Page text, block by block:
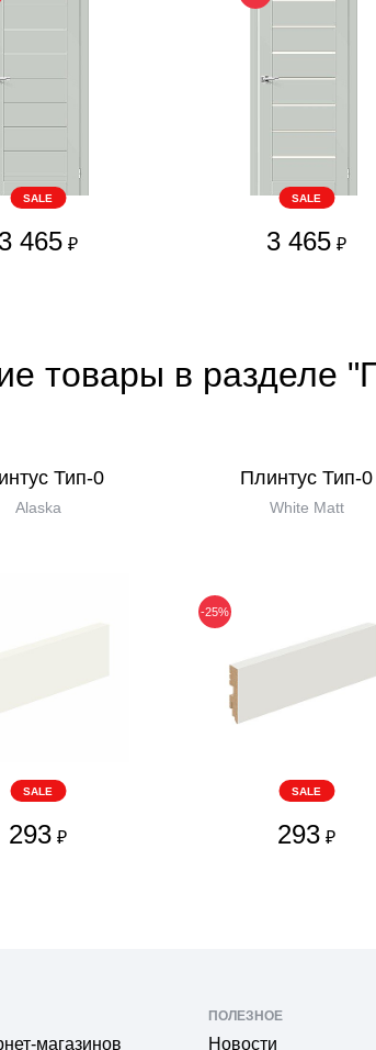
SALE
3 465 ₽
SALE
3 465 ₽
товары в разделе
Тип-0
Alaska
SALE
293 ₽
Плинтус Тип-0
White Matt
-25%
SALE
293 ₽
магазинов
ПОЛЕЗНОЕ
Новости